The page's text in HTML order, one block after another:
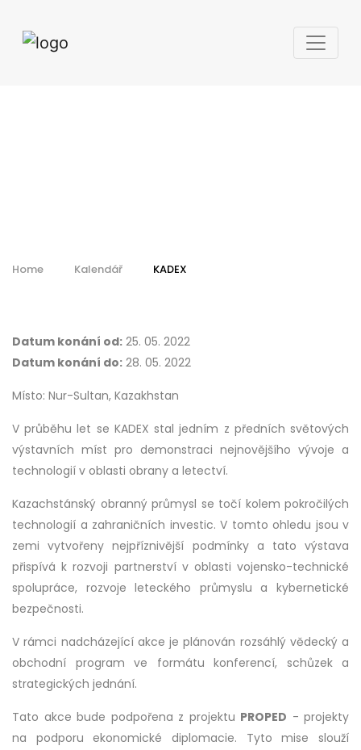
Home Kalendář KADEX
Datum konání od: 25. 05. 2022
Datum konání do: 28. 05. 2022
Místo: Nur-Sultan, Kazakhstan
V průběhu let se KADEX stal jedním z předních světových
výstavních míst pro demonstraci nejnovějšího vývoje a
technologií v oblasti obrany a letectví.
Kazachstánský obranný průmysl se točí kolem pokročilých
technologií a zahraničních investic. V tomto ohledu jsou v
zemi vytvořeny nejpříznivější podmínky a tato výstava
přispívá k rozvoji partnerství v oblasti vojensko-technické
spolupráce, rozvoje leteckého průmyslu a kybernetické
bezpečnosti.
V rámci nadcházející akce je plánován rozsáhlý vědecký a
obchodní program ve formátu konferencí, schůzek a
strategických jednání.
Tato akce bude podpořena z projektu PROPED - projekty
na podporu ekonomické diplomacie. Tyto mise slouží